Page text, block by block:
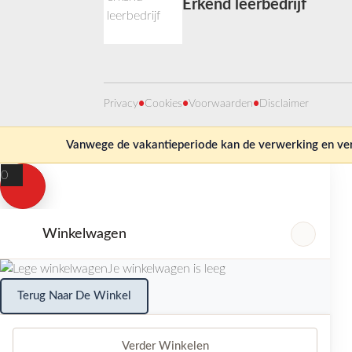
Erkend leerbedrijf
Privacy•Cookies•Voorwaarden• Disclaimer
Vanwege de vakantieperiode kan de verwerking en
0
Winkelwagen
Je winkelwagen is leeg
Terug Naar De Winkel
Verder Winkelen